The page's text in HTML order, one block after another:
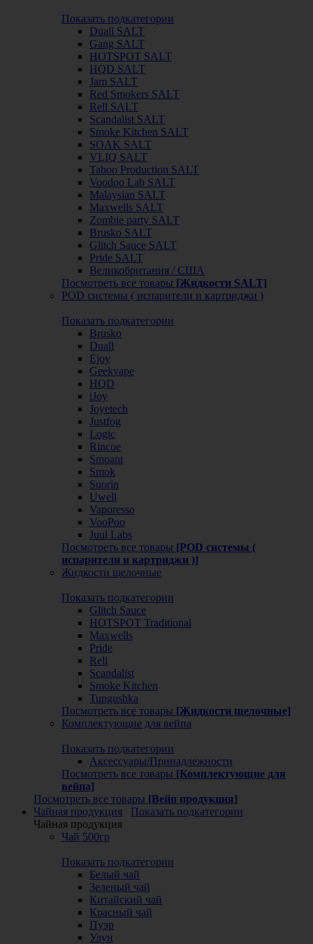
Показать подкатегории
Duall SALT
Gang SALT
HOTSPOT SALT
HQD SALT
Jam SALT
Red Smokers SALT
Rell SALT
Scandalist SALT
Smoke Kitchen SALT
SOAK SALT
VLIQ SALT
Taboo Production SALT
Voodoo Lab SALT
Malaysian SALT
Maxwells SALT
Zombie party SALT
Brusko SALT
Glitch Sauce SALT
Pride SALT
Великобритания / США
Посмотреть все товары [Жидкости SALT]
POD системы ( испарители и картриджи )
Показать подкатегории
Brusko
Duall
Ejoy
Geekvape
HQD
iJoy
Joyetech
Justfog
Logic
Rincoe
Smoant
Smok
Suorin
Uwell
Vaporesso
VooPoo
Juul Labs
Посмотреть все товары [POD системы (
испарители и картриджи )]
Жидкости щелочные
Показать подкатегории
Glitch Sauce
HOTSPOT Traditional
Maxwells
Pride
Rell
Scandalist
Smoke Kitchen
Tungushka
Посмотреть все товары [Жидкости щелочные]
Комплектующие для вейпа
Показать подкатегории
Аксессуары/Принадлежности
Посмотреть все товары [Комплектующие для
вейпа]
Посмотреть все товары [Вейп продукция]
Чайная продукция
Показать подкатегории
Чайная продукция
Чай 500гр
Показать подкатегории
Белый чай
Зеленый чай
Китайский чай
Красный чай
Пуэр
Улун